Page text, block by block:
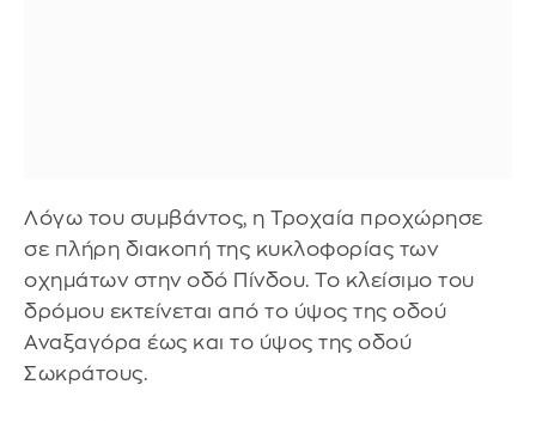
Λόγω του συμβάντος, η Τροχαία προχώρησε
σε πλήρη διακοπή της κυκλοφορίας των
οχημάτων στην οδό Πίνδου. Το κλείσιμο του
δρόμου εκτείνεται από το ύψος της οδού
Αναξαγόρα έως και το ύψος της οδού
Σωκράτους.